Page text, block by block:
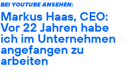
BEI YOUTUBE ANSEHEN:
Markus Haas, CEO:
Vor 22 Jahren habe
ich im Unternehmen
angefangen zu
arbeiten